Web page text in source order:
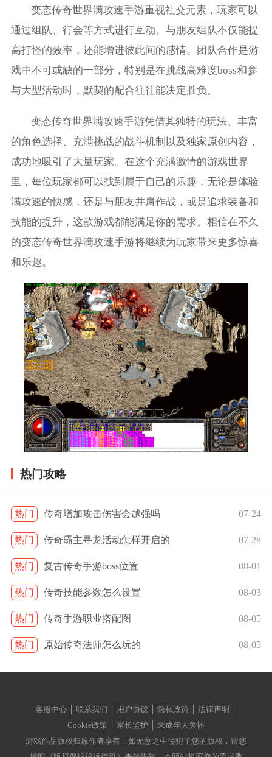
变态传奇世界满攻速手游重视社交元素，玩家可以
通过组队、行会等方式进行互动。与朋友组队不仅能提
高打怪的效率，还能增进彼此间的感情。团队合作是游
戏中不可或缺的一部分，特别是在挑战高难度boss和参
与大型活动时，默契的配合往往能决定胜负。
变态传奇世界满攻速手游凭借其独特的玩法、丰富
的角色选择、充满挑战的战斗机制以及独家原创内容，
成功地吸引了大量玩家。在这个充满激情的游戏世界
里，每位玩家都可以找到属于自己的乐趣，无论是体验
满攻速的快感，还是与朋友并肩作战，或是追求装备和
技能的提升，这款游戏都能满足你的需求。相信在不久
的变态传奇世界满攻速手游将继续为玩家带来更多惊喜
和乐趣。
热门攻略
热门 传奇增加攻击伤害会越强吗 07-24
热门 传奇霸主寻龙活动怎样开启的 07-28
热门 复古传奇手游boss位置 08-01
热门 传奇技能参数怎么设置 08-03
热门 传奇手游职业搭配图 08-05
热门 原始传奇法师怎么玩的 08-05
客服中心 │ 联系我们 │ 用户协议 │ 隐私政策 │ 法律声明 │
Cookie政策 │ 家长监护 │ 未成年人关怀
游戏作品版权归原作者享有，如无意之中侵犯了您的版权，请您